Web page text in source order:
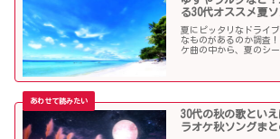
る30代オススメ夏
夏にピッタリなドライ
なものがあるのか調査
ケ曲の中から、夏のシ
30代の秋の歌とい
ラオケ秋ソングまと